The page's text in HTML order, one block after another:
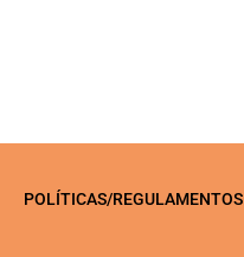
POLÍTICAS/REGULAMENTOS